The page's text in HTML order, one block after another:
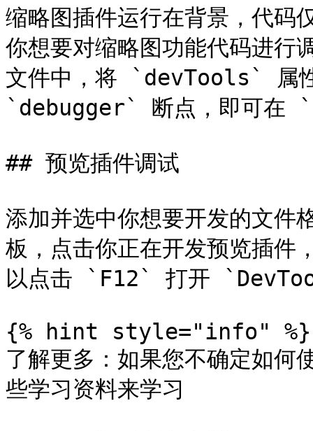
缩略图插件运行在背景，代码
你想要对缩略图功能代码进
文件中，将 `devTools` 属
`debugger` 断点，即可在
## 预览插件调试
添加并选中你想要开发的文
板，点击你正在开发预览插件
以点击 `F12` 打开
{% hint style="info" %}
了解更多：如果您不确定如
些学习资料来学习